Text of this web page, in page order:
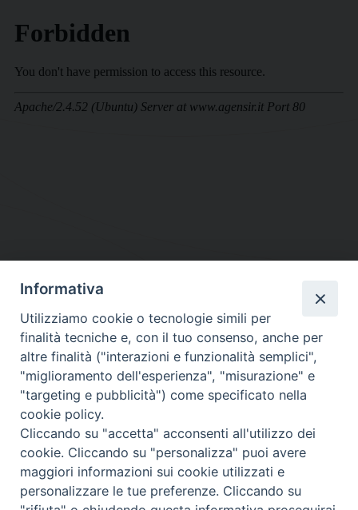
DIOCESI SUBURBICARIA DI ALBANO
Contatti:Tel.: 06.93268401 - Fax.: 06.9323844
E-mail:curia@diocesidialbano.it
Orari: dal Lunedì al Venerdì Ore: 9:00 - 13:00
Lunedì, Mercoledì e Venerdì, Ore 9:30 - 12:30
Informativa
Utilizziamo cookie o tecnologie simili per
finalità tecniche e, con il tuo consenso, anche per
altre finalità ("interazioni e funzionalità semplici",
"miglioramento dell'esperienza", "misurazione" e
"targeting e pubblicità") come specificato nella
cookie policy.
Cliccando su "accetta" acconsenti all'utilizzo dei
cookie. Cliccando su "personalizza" puoi avere
maggiori informazioni sui cookie utilizzati e
personalizzare le tue preferenze. Cliccando su